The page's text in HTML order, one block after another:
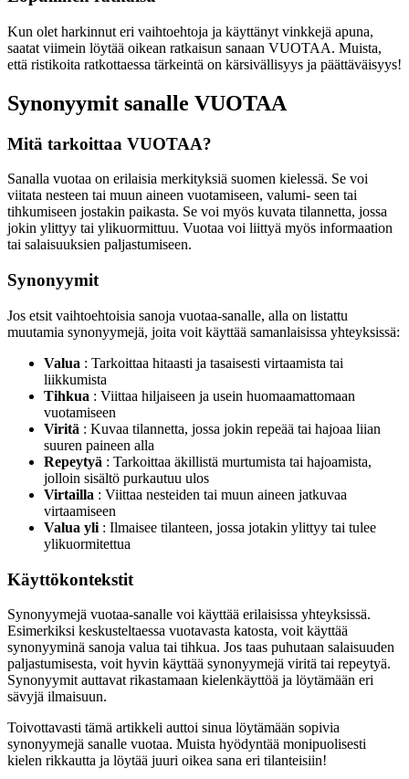
Kun olet harkinnut eri vaihtoehtoja ja käyttänyt vinkkejä apuna,
saatat viimein löytää oikean ratkaisun sanaan VUOTAA. Muista,
että ristikoita ratkottaessa tärkeintä on kärsivällisyys ja päättäväisyys!
Synonyymit sanalle VUOTAA
Mitä tarkoittaa VUOTAA?
Sanalla vuotaa on erilaisia merkityksiä suomen kielessä. Se voi
viitata nesteen tai muun aineen vuotamiseen, valumi- seen tai
tihkumiseen jostakin paikasta. Se voi myös kuvata tilannetta, jossa
jokin ylittyy tai ylikuormittuu. Vuotaa voi liittyä myös informaation
tai salaisuuksien paljastumiseen.
Synonyymit
Jos etsit vaihtoehtoisia sanoja vuotaa-sanalle, alla on listattu
muutamia synonyymejä, joita voit käyttää samanlaisissa yhteyksissä:
Valua : Tarkoittaa hitaasti ja tasaisesti virtaamista tai
liikkumista
Tihkua : Viittaa hiljaiseen ja usein huomaamattomaan
vuotamiseen
Viritä : Kuvaa tilannetta, jossa jokin repeää tai hajoaa liian
suuren paineen alla
Repeytyä : Tarkoittaa äkillistä murtumista tai hajoamista,
jolloin sisältö purkautuu ulos
Virtailla : Viittaa nesteiden tai muun aineen jatkuvaa
virtaamiseen
Valua yli : Ilmaisee tilanteen, jossa jotakin ylittyy tai tulee
ylikuormitettua
Käyttökontekstit
Synonyymejä vuotaa-sanalle voi käyttää erilaisissa yhteyksissä.
Esimerkiksi keskusteltaessa vuotavasta katosta, voit käyttää
synonyyminä sanoja valua tai tihkua. Jos taas puhutaan salaisuuden
paljastumisesta, voit hyvin käyttää synonyymejä viritä tai repeytyä.
Synonyymit auttavat rikastamaan kielenkäyttöä ja löytämään eri
sävyjä ilmaisuun.
Toivottavasti tämä artikkeli auttoi sinua löytämään sopivia
synonyymejä sanalle vuotaa. Muista hyödyntää monipuolisesti
kielen rikkautta ja löytää juuri oikea sana eri tilanteisiin!